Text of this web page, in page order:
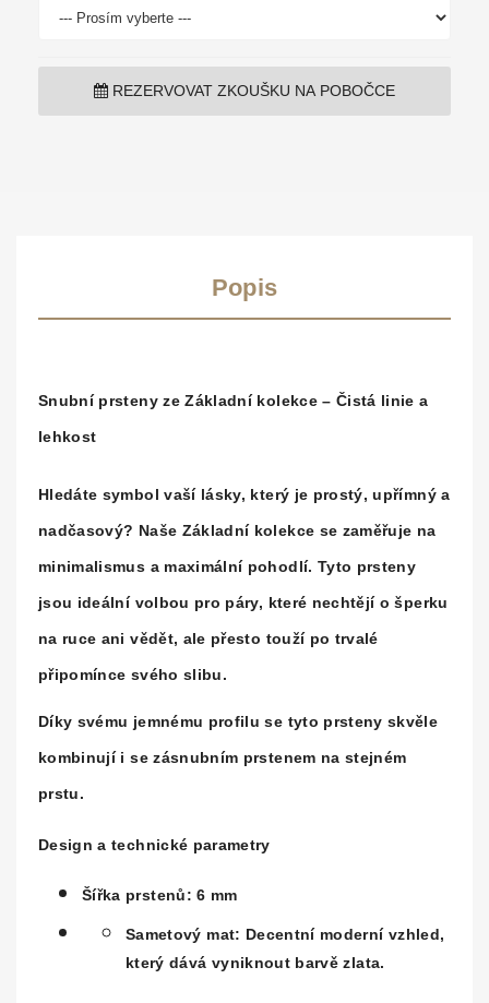
REZERVOVAT ZKOUŠKU NA POBOČCE
Popis
Snubní prsteny ze Základní kolekce – Čistá linie a
lehkost
Hledáte symbol vaší lásky, který je prostý, upřímný a
nadčasový? Naše Základní kolekce se zaměřuje na
minimalismus a maximální pohodlí. Tyto prsteny
jsou ideální volbou pro páry, které nechtějí o šperku
na ruce ani vědět, ale přesto touží po trvalé
připomínce svého slibu.
Díky svému jemnému profilu se tyto prsteny skvěle
kombinují i se zásnubním prstenem na stejném
prstu.
Design a technické parametry
Šířka prstenů: 6 mm
Sametový mat: Decentní moderní vzhled,
který dává vyniknout barvě zlata.